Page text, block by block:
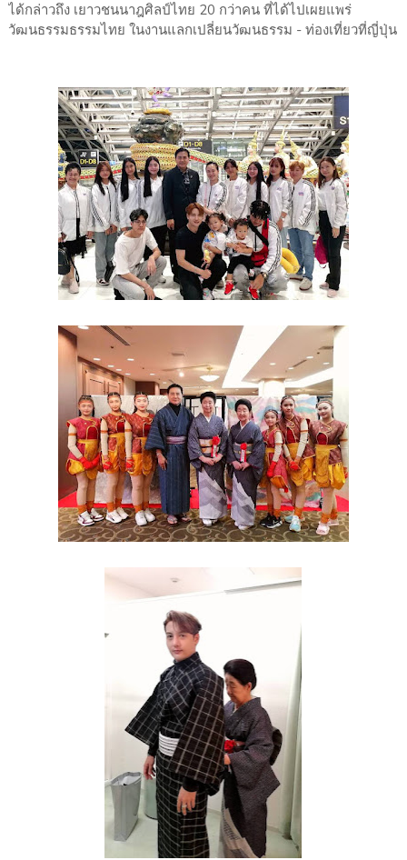
ได้กล่าวถึง​ เยาวชนนาฎศิลป์ไทย​ 20​ กว่าคน ​ที่ได้ไปเผยแพร่​
วัฒนธรรม​ธรรมไทย ในงานแลกเปลี่ยนวัฒนธรรม ​- ท่องเที่ยวที่ญี่ปุ่น